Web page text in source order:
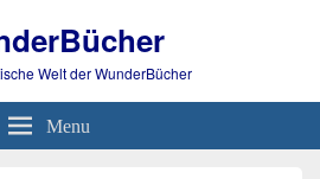
Welt der WunderBücher
Menu